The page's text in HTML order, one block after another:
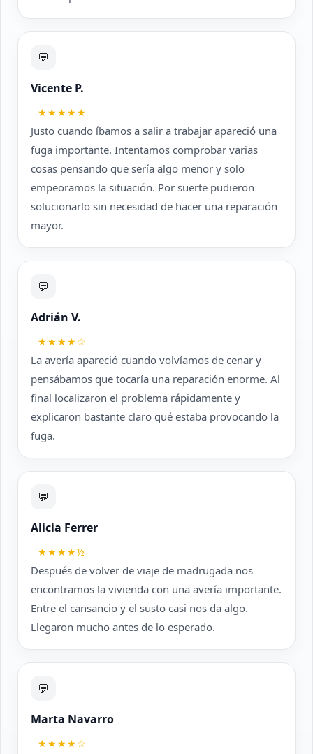
💬
Vicente P.
★★★★★
Justo cuando íbamos a salir a trabajar apareció una
fuga importante. Intentamos comprobar varias
cosas pensando que sería algo menor y solo
empeoramos la situación. Por suerte pudieron
solucionarlo sin necesidad de hacer una reparación
mayor.
💬
Adrián V.
★★★★☆
La avería apareció cuando volvíamos de cenar y
pensábamos que tocaría una reparación enorme. Al
final localizaron el problema rápidamente y
explicaron bastante claro qué estaba provocando la
fuga.
💬
Alicia Ferrer
★★★★½
Después de volver de viaje de madrugada nos
encontramos la vivienda con una avería importante.
Entre el cansancio y el susto casi nos da algo.
Llegaron mucho antes de lo esperado.
💬
Marta Navarro
★★★★☆